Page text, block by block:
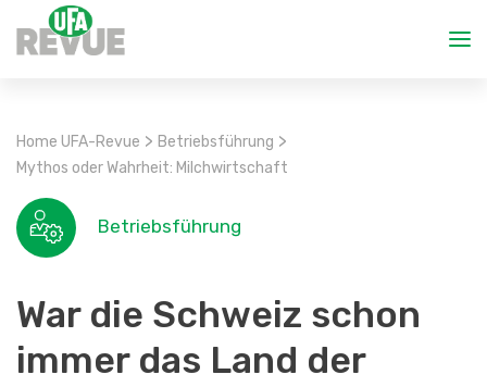
Home UFA-Revue > Betriebsführung >
Mythos oder Wahrheit: Milchwirtschaft
Betriebsführung
War die Schweiz schon
immer das Land der